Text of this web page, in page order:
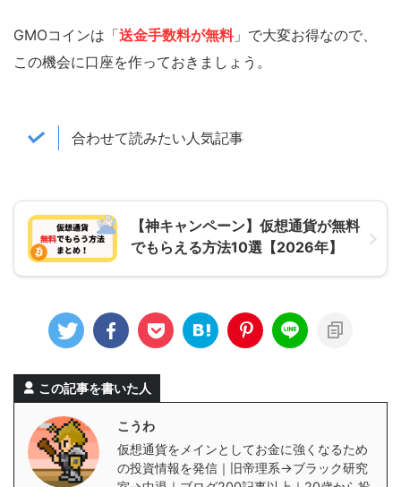
GMOコインは「送金手数料が無料」で大変お得なので、
この機会に口座を作っておきましょう。
合わせて読みたい人気記事
【神キャンペーン】仮想通貨が無料
でもらえる方法10選【2026年】
この記事を書いた人
こうわ
仮想通貨をメインとしてお金に強くなるため
の投資情報を発信｜旧帝理系→ブラック研究